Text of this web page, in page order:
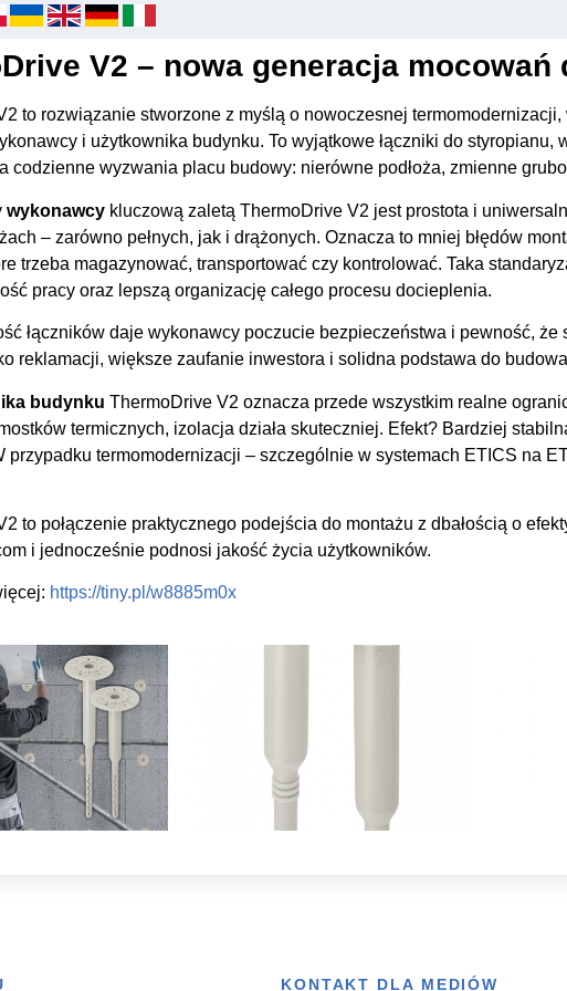
V2 – nowa generacja
to rozwiązanie stworzone z myślą o nowoczesnej
i użytkownika budynku. To wyjątkowe łączniki do styropianu,
codzienne wyzwania placu budowy: nierówne podłoża, zmienne
wykonawcy kluczową zaletą ThermoDrive V2 jest prostota i
– zarówno pełnych, jak i drążonych. Oznacza to mniej błędów
trzeba magazynować, transportować czy kontrolować. Taka
pracy oraz lepszą organizację całego procesu docieplenia.
łączników daje wykonawcy poczucie bezpieczeństwa i pewność, że
reklamacji, większe zaufanie inwestora i solidna podstawa do
budynku ThermoDrive V2 oznacza przede wszystkim realne
termicznych, izolacja działa skuteczniej. Efekt? Bardziej
przypadku termomodernizacji – szczególnie w systemach ETICS na
to połączenie praktycznego podejścia do montażu z dbałością o
i jednocześnie podnosi jakość życia użytkowników.
https://tiny.pl/w8885m0x
KONTAKT DLA MEDIÓW